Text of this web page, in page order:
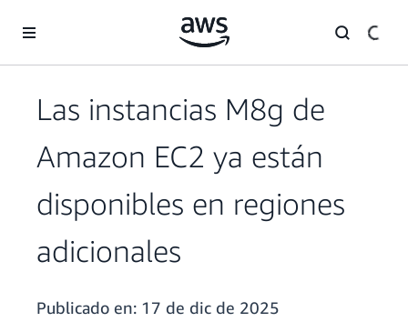
Las instancias M8g de
Amazon EC2 ya están
disponibles en regiones
adicionales
Publicado en: 17 de dic de 2025